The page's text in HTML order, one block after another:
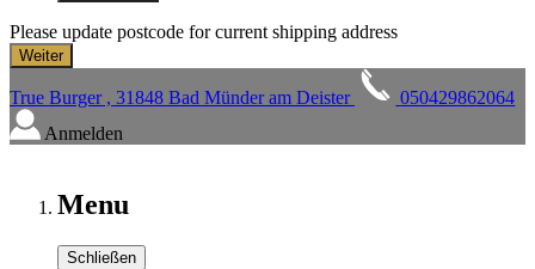
Please update postcode for current shipping address
True Burger , 31848 Bad Münder am Deister
050429862064
Anmelden
Menu
Schließen